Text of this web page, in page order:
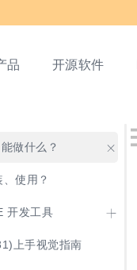
品 开源软件
做什么？
使用？
开发工具
上手视觉指南